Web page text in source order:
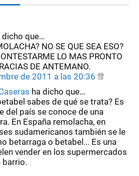
dicho que…
NO SE QUE SEA ESO?
LO MAS PRONTO
DE ANTEMANO.
de 2011 a las 20:36
ha dicho que…
sabes de qué se trata? Es
del país se conoce de una
En España remolacha, en
sudamericanos también se le
betarraga o betabel... Es una
vender en los supermercados
barrio.